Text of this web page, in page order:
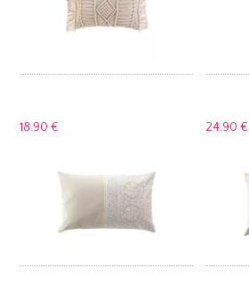
18.90 € 24.90 €